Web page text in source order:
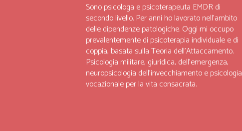
Sono psicologa e psicoterapeuta EMDR di
secondo livello. Per anni ho lavorato nell’ambito
delle dipendenze patologiche. Oggi mi occupo
prevalentemente di psicoterapia individuale e di
coppia, basata sulla Teoria dell’Attaccamento.
Psicologia militare, giuridica, dell’emergenza,
neuropsicologia dell’invecchiamento e psicologia
vocazionale per la vita consacrata.